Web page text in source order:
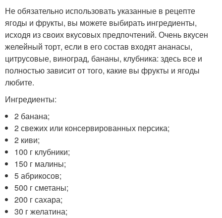
Не обязательно использовать указанные в рецепте
ягоды и фрукты, вы можете выбирать ингредиенты,
исходя из своих вкусовых предпочтений. Очень вкусен
желейный торт, если в его состав входят ананасы,
цитрусовые, виноград, бананы, клубника: здесь все и
полностью зависит от того, какие вы фрукты и ягоды
любите.
Ингредиенты:
2 банана;
2 свежих или консервированных персика;
2 киви;
100 г клубники;
150 г малины;
5 абрикосов;
500 г сметаны;
200 г сахара;
30 г желатина;